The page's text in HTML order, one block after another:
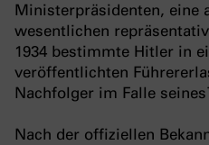
Ministerpräsidenten, eine
wesentlichen
1934 bestimmte Hitler in
veröffentlichten
Nachfolger im Falle seines
Nach der offiziellen